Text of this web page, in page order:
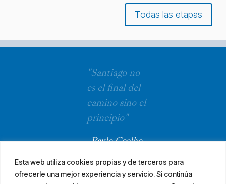
Esta web utiliza cookies propias y de terceros para
ofrecerle una mejor experiencia y servicio. Si continúa
Todas las etapas
"Santiago no
es el final del
camino sino el
principio"
Paulo Coelho